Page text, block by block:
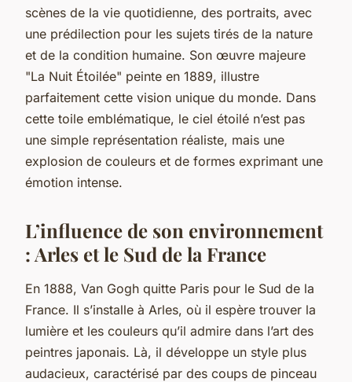
scènes de la vie quotidienne, des portraits, avec
une prédilection pour les sujets tirés de la nature
et de la condition humaine. Son œuvre majeure
"La Nuit Étoilée" peinte en 1889, illustre
parfaitement cette vision unique du monde. Dans
cette toile emblématique, le ciel étoilé n’est pas
une simple représentation réaliste, mais une
explosion de couleurs et de formes exprimant une
émotion intense.
L’influence de son environnement
: Arles et le Sud de la France
En 1888, Van Gogh quitte Paris pour le Sud de la
France. Il s’installe à Arles, où il espère trouver la
lumière et les couleurs qu’il admire dans l’art des
peintres japonais. Là, il développe un style plus
audacieux, caractérisé par des coups de pinceau